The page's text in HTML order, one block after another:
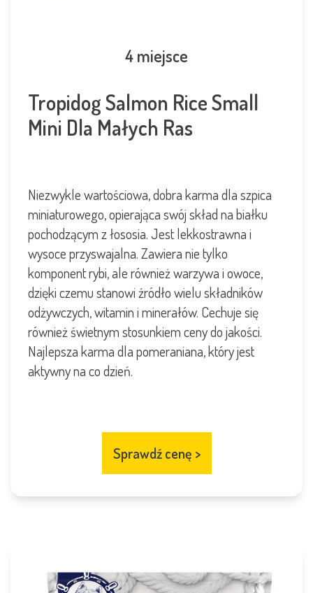
4 miejsce
Tropidog Salmon Rice Small
Mini Dla Małych Ras
Niezwykle wartościowa,dobra karma dla szpica
miniaturowego, opierająca swój skład na białku
pochodzącym z łososia. Jest lekkostrawna i
wysoce przyswajalna. Zawiera nie tylko
komponent rybi, ale również warzywa i owoce,
dzięki czemu stanowi źródło wielu składników
odżywczych, witamin i minerałów. Cechuje się
również świetnym stosunkiem ceny do jakości.
Najlepsza karma dla pomeraniana, który jest
aktywny na co dzień.
Sprawdź cenę >